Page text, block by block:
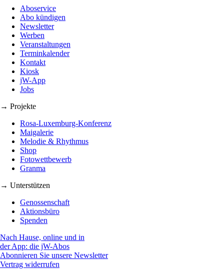
Aboservice
Abo kündigen
Newsletter
Werben
Veranstaltungen
Terminkalender
Kontakt
Kiosk
jW-App
Jobs
→ Projekte
Rosa-Luxemburg-Konferenz
Maigalerie
Melodie & Rhythmus
Shop
Fotowettbewerb
Granma
→ Unterstützen
Genossenschaft
Aktionsbüro
Spenden
Nach Hause, online und in
der App: die jW-Abos
Abonnieren Sie unsere Newsletter
Vertrag widerrufen